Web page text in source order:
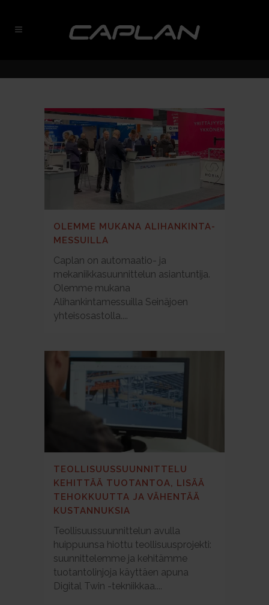
OLEMME MUKANA ALIHANKINTA-
MESSUILLA
Caplan on automaatio- ja
mekaniikkasuunnittelun asiantuntija.
Olemme mukana
Alihankintamessuilla Seinäjoen
yhteisosastolla....
TEOLLISUUSSUUNNITTELU
KEHITTÄÄ TUOTANTOA, LISÄÄ
TEHOKKUUTTA JA VÄHENTÄÄ
KUSTANNUKSIA
Teollisuussuunnittelun avulla
huippuunsa hiottu teollisuusprojekti:
suunnittelemme ja kehitämme
tuotantolinjoja käyttäen apuna
Digital Twin -tekniikkaa....